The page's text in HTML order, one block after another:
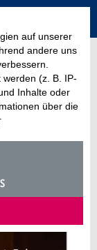
auf unserer
andere uns
(z. B. IP-
Inhalte oder
über die